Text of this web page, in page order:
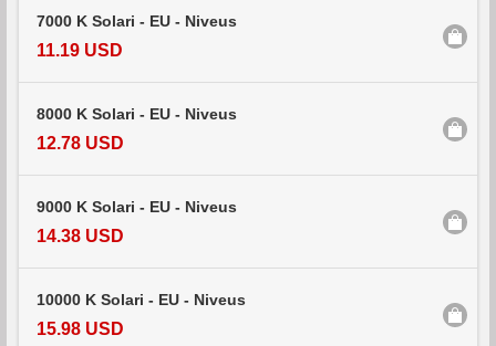
7000 K Solari - EU - Niveus
11.19 USD
8000 K Solari - EU - Niveus
12.78 USD
9000 K Solari - EU - Niveus
14.38 USD
10000 K Solari - EU - Niveus
15.98 USD